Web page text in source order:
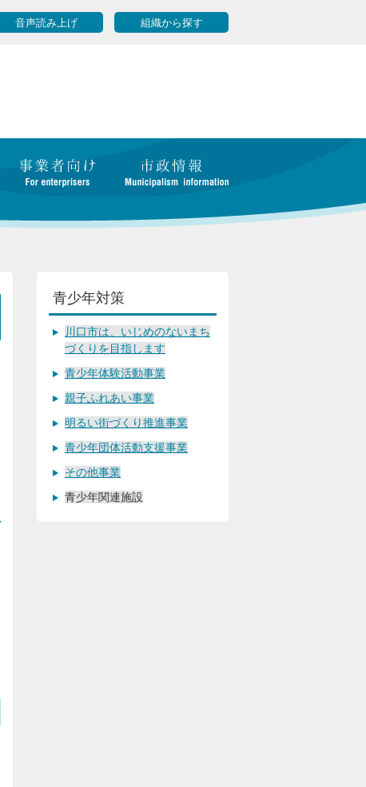
音声読み上げ 組織から探す
青少年対策
川口市は、いじめのないまち
づくりを目指します
青少年体験活動事業
親子ふれあい事業
明るい街づくり推進事業
青少年団体活動支援事業
その他事業
青少年関連施設